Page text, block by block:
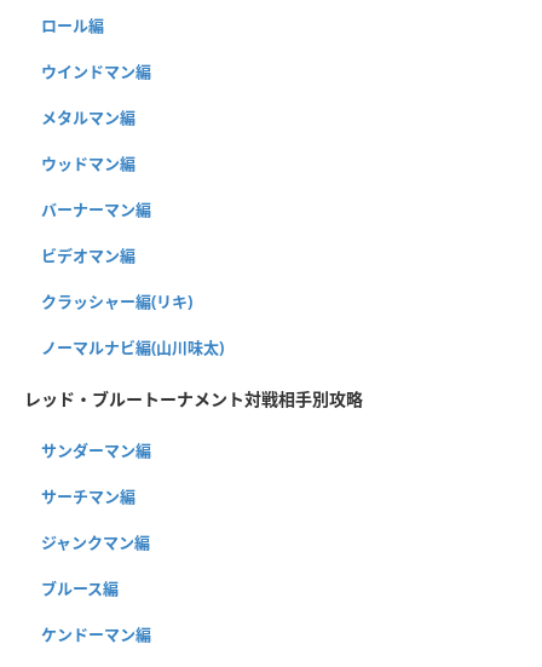
ロール編
ウインドマン編
メタルマン編
ウッドマン編
バーナーマン編
ビデオマン編
クラッシャー編(リキ)
ノーマルナビ編(山川味太)
レッド・ブルートーナメント対戦相手別攻略
サンダーマン編
サーチマン編
ジャンクマン編
ブルース編
ケンドーマン編